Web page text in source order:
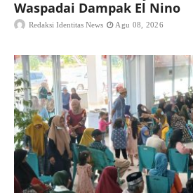
Waspadai Dampak El Nino
Redaksi Identitas News Agu 08, 2026